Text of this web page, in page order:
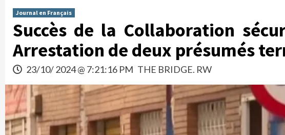
Journal en Français
Succès de la Collaboration
Arrestation de deux présumés
23/10/ 2024 @ 7:21:16 PM THE BRIDGE. RW